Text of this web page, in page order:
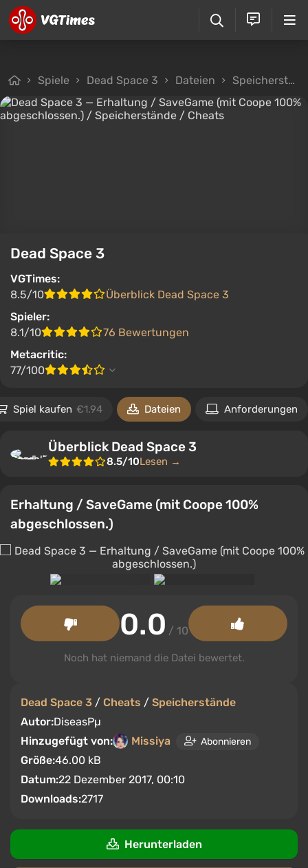
Spiele Dead Space 3 Dateien Speicherstände
Dead Space 3
VGTimes:
8.5/10
Überblick Dead Space 3
Spieler:
8.1/10
76 Bewertungen
Metacritic:
77/100
Spiel kaufen €1.94 Dateien Anforderungen
Überblick Dead Space 3
8.5/10Lesen →
Erhaltung / SaveGame (mit Coope 100%
abgeschlossen.)
Dead Space 3 / Cheats / Speicherstände
Autor:DiseasРµ
Hinzugefügt von:
Missiya Abonnieren
Größe:46.00 kB
Datum:22 Dezember 2017, 00:10
Downloads:2717
0.0 / 10
Noch hat niemand die Datei bewertet.
Herunterladen